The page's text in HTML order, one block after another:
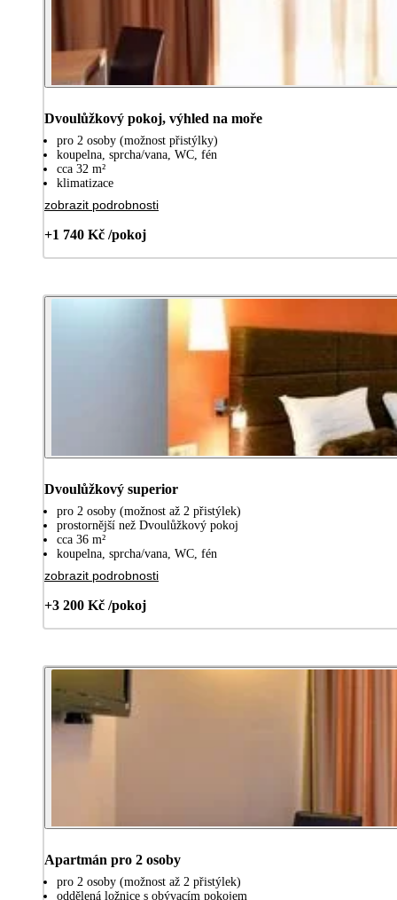
Dvoulůžkový pokoj, výhled na moře
pro 2 osoby (možnost přistýlky)
koupelna, sprcha/vana, WC, fén
cca 32 m²
klimatizace
zobrazit podrobnosti
+1 740 Kč /pokoj
Dvoulůžkový superior
pro 2 osoby (možnost až 2 přistýlek)
prostornější než Dvoulůžkový pokoj
cca 36 m²
koupelna, sprcha/vana, WC, fén
zobrazit podrobnosti
+3 200 Kč /pokoj
Apartmán pro 2 osoby
pro 2 osoby (možnost až 2 přistýlek)
oddělená ložnice s obývacím pokojem